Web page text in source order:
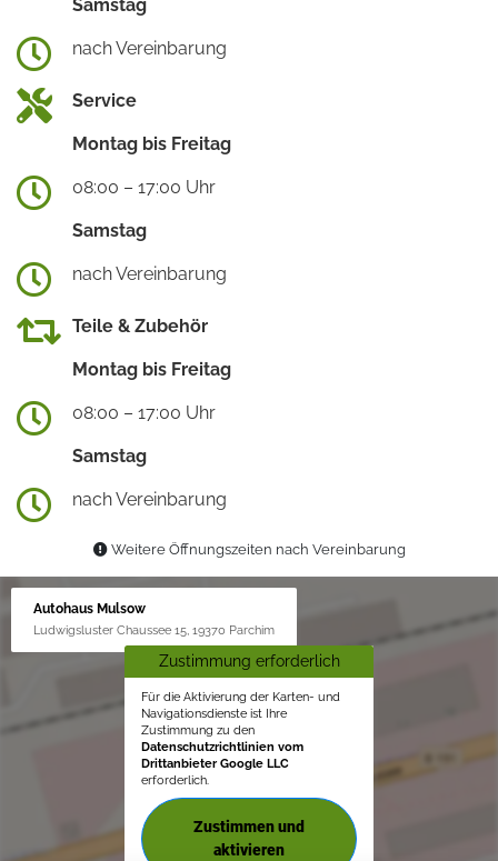
Samstag
nach Vereinbarung
Service
Montag bis Freitag
08:00 – 17:00 Uhr
Samstag
nach Vereinbarung
Teile & Zubehör
Montag bis Freitag
08:00 – 17:00 Uhr
Samstag
nach Vereinbarung
Weitere Öffnungszeiten nach Vereinbarung
Autohaus Mulsow
Ludwigsluster Chaussee 15, 19370 Parchim
Zustimmung erforderlich
Für die Aktivierung der Karten- und
Navigationsdienste ist Ihre
Zustimmung zu den
Datenschutzrichtlinien vom
Drittanbieter Google LLC
erforderlich.
Zustimmen und
aktivieren